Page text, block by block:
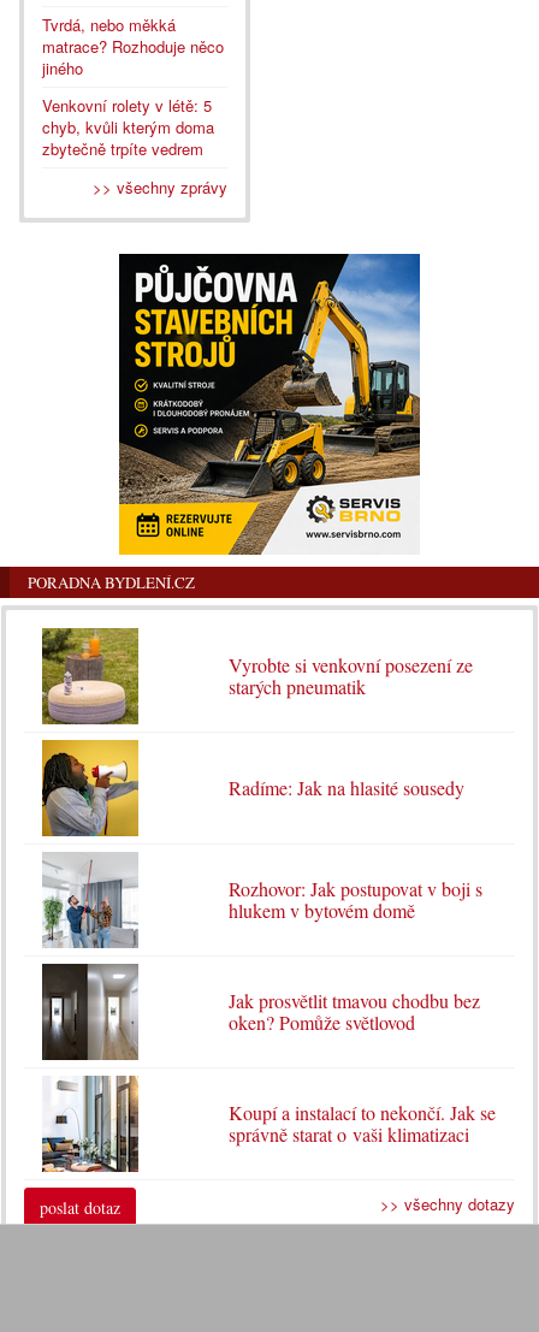
Tvrdá, nebo měkká
matrace? Rozhoduje něco
jiného
Venkovní rolety v létě: 5
chyb, kvůli kterým doma
zbytečně trpíte vedrem
>> všechny zprávy
PORADNA BYDLENÍ.CZ
Vyrobte si venkovní posezení ze
starých pneumatik
Radíme: Jak na hlasité sousedy
Rozhovor: Jak postupovat v boji s
hlukem v bytovém domě
Jak prosvětlit tmavou chodbu bez
oken? Pomůže světlovod
Koupí a instalací to nekončí. Jak se
správně starat o vaši klimatizaci
poslat dotaz >> všechny dotazy